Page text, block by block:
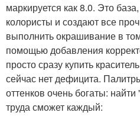
маркируется как 8.0. Это
колористы и создают все
выполнить окрашивание в
помощью добавления
просто сразу купить
сейчас нет дефицита.
оттенков очень богаты:
труда сможет каждый: